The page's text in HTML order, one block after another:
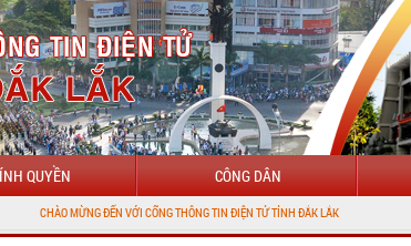
QUYỀN CÔNG DÂN
ĐẾN VỚI CỔNG THÔNG TIN ĐIỆN TỬ TỈNH ĐẮK LẮK